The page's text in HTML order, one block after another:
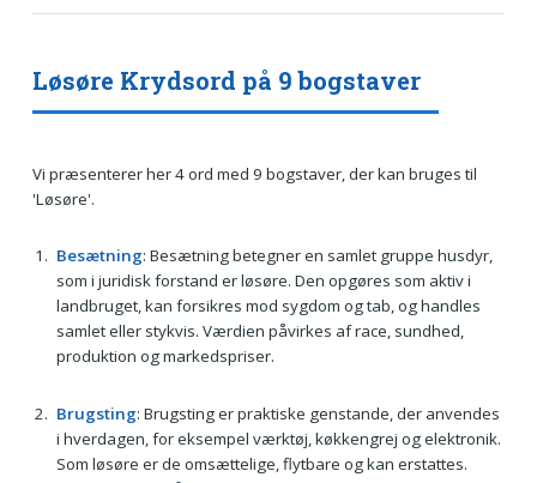
Løsøre Krydsord på 9 bogstaver
Vi præsenterer her 4 ord med 9 bogstaver, der kan bruges til
'Løsøre'.
Besætning: Besætning betegner en samlet gruppe husdyr,
som i juridisk forstand er løsøre. Den opgøres som aktiv i
landbruget, kan forsikres mod sygdom og tab, og handles
samlet eller stykvis. Værdien påvirkes af race, sundhed,
produktion og markedspriser.
Brugsting: Brugsting er praktiske genstande, der anvendes
i hverdagen, for eksempel værktøj, køkkengrej og elektronik.
Som løsøre er de omsættelige, flytbare og kan erstattes.